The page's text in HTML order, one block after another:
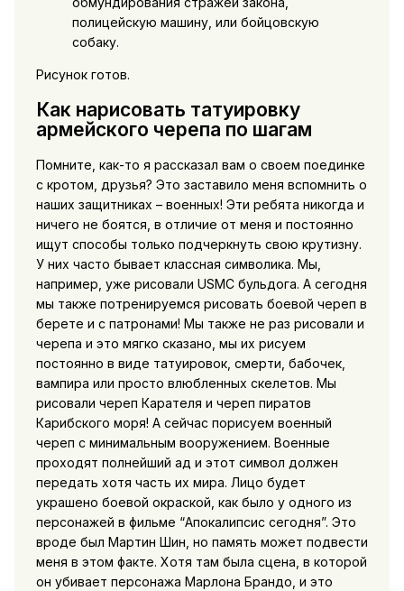
полицейскую машину, или бойцовскую
собаку.
Рисунок готов.
Как нарисовать татуировку
армейского черепа по шагам
Помните, как-то я рассказал вам о своем поединке
с кротом, друзья? Это заставило меня вспомнить о
наших защитниках – военных! Эти ребята никогда и
ничего не боятся, в отличие от меня и постоянно
ищут способы только подчеркнуть свою крутизну.
У них часто бывает классная символика. Мы,
например, уже рисовали USMC бульдога. А сегодня
мы также потренируемся рисовать боевой череп в
берете и с патронами! Мы также не раз рисовали и
черепа и это мягко сказано, мы их рисуем
постоянно в виде татуировок, смерти, бабочек,
вампира или просто влюбленных скелетов. Мы
рисовали череп Карателя и череп пиратов
Карибского моря! А сейчас порисуем военный
череп с минимальным вооружением. Военные
проходят полнейший ад и этот символ должен
передать хотя часть их мира. Лицо будет
украшено боевой окраской, как было у одного из
персонажей в фильме “Апокалипсис сегодня”. Это
вроде был Мартин Шин, но память может подвести
меня в этом факте. Хотя там была сцена, в которой
он убивает персонажа Марлона Брандо, и это